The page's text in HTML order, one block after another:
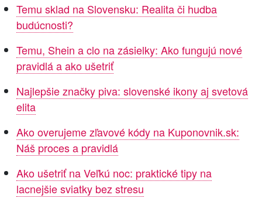
Temu sklad na Slovensku: Realita či hudba
budúcnosti?
Temu, Shein a clo na zásielky: Ako fungujú nové
pravidlá a ako ušetriť
Najlepšie značky piva: slovenské ikony aj svetová
elita
Ako overujeme zľavové kódy na Kuponovnik.sk:
Náš proces a pravidlá
Ako ušetriť na Veľkú noc: praktické tipy na
lacnejšie sviatky bez stresu